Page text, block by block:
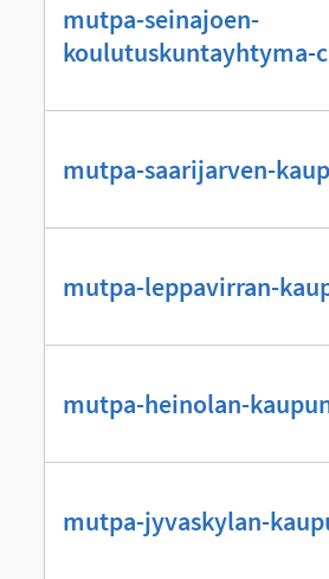
mutpa-seinajoen-
koulutuskuntayhtyma-
mutpa-saarijarven-
mutpa-leppavirran-
mutpa-heinolan-
mutpa-jyvaskylan-